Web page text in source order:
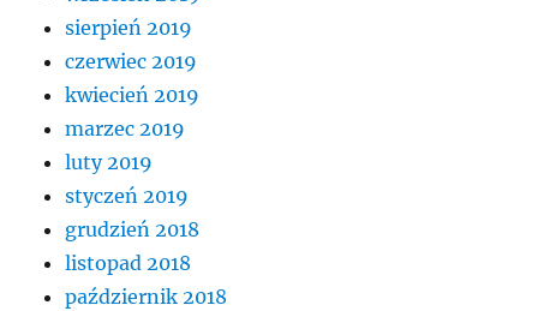
sierpień 2019
czerwiec 2019
kwiecień 2019
marzec 2019
luty 2019
styczeń 2019
grudzień 2018
listopad 2018
październik 2018